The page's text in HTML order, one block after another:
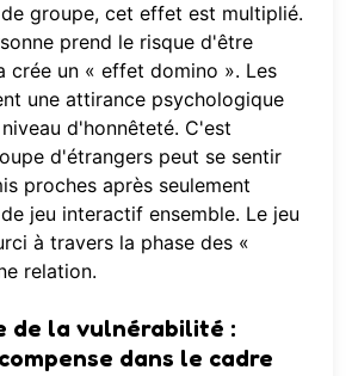
groupe, cet effet est multiplié.
prend le risque d'être
crée un « effet domino ». Les
une attirance psychologique
d'honnêteté. C'est
d'étrangers peut se sentir
proches après seulement
jeu interactif ensemble. Le jeu
à travers la phase des «
relation.
de la vulnérabilité :
dans le cadre